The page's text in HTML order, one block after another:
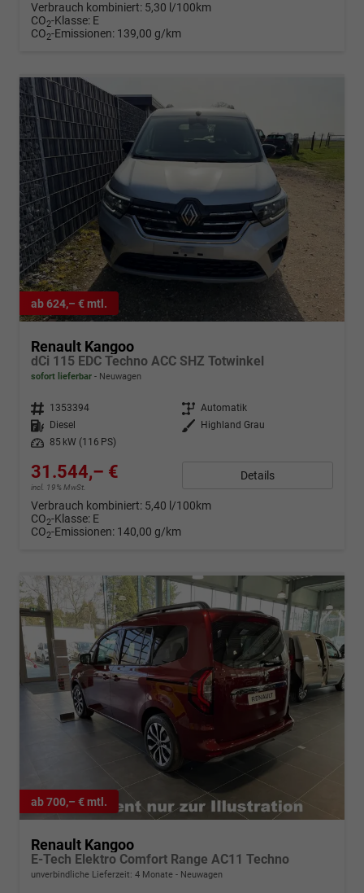
Verbrauch kombiniert: 5,30 l/100km
CO2-Klasse: E
CO2-Emissionen: 139,00 g/km
ab 624,– € mtl.
Renault Kangoo
dCi 115 EDC Techno ACC SHZ Totwinkel
sofort lieferbar Neuwagen
Fahrzeugnr. 1353394 Getriebe Automatik
Kraftstoff
Diesel Außenfarbe
Highland Grau
Leistung
85 kW (116 PS)
31.544,– €
incl. 19% MwSt.
Details
Verbrauch kombiniert: 5,40 l/100km
CO2-Klasse: E
CO2-Emissionen: 140,00 g/km
ab 700,– € mtl.
Renault Kangoo
E-Tech Elektro Comfort Range AC11 Techno
unverbindliche Lieferzeit: 4 Monate Neuwagen